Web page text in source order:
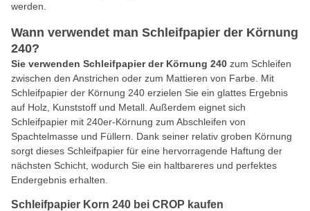
werden.
Wann verwendet man Schleifpapier der Körnung
240?
Sie verwenden Schleifpapier der Körnung 240 zum Schleifen
zwischen den Anstrichen oder zum Mattieren von Farbe. Mit
Schleifpapier der Körnung 240 erzielen Sie ein glattes Ergebnis
auf Holz, Kunststoff und Metall. Außerdem eignet sich
Schleifpapier mit 240er-Körnung zum Abschleifen von
Spachtelmasse und Füllern. Dank seiner relativ groben Körnung
sorgt dieses Schleifpapier für eine hervorragende Haftung der
nächsten Schicht, wodurch Sie ein haltbareres und perfektes
Endergebnis erhalten.
Schleifpapier Korn 240 bei CROP kaufen